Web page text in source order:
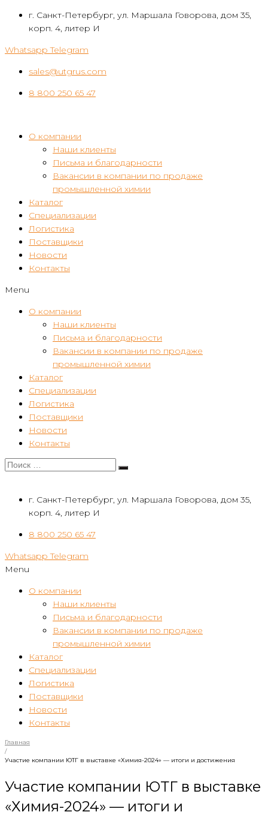
Перейтиг. Санкт-Петербург, ул. Маршала Говорова, дом 35,
корп. 4, литер И
Whatsapp Telegram
sales@utgrus.com
8 800 250 65 47
О компании
Наши клиенты
Письма и благодарности
Вакансии в компании по продаже
промышленной химии
Каталог
Специализации
Логистика
Поставщики
Новости
Контакты
Menu
О компании
Наши клиенты
Письма и благодарности
Вакансии в компании по продаже
промышленной химии
Каталог
Специализации
Логистика
Поставщики
Новости
Контакты
г. Санкт-Петербург, ул. Маршала Говорова, дом 35,
корп. 4, литер И
8 800 250 65 47
Whatsapp Telegram
Menu
О компании
Наши клиенты
Письма и благодарности
Вакансии в компании по продаже
промышленной химии
Каталог
Специализации
Логистика
Поставщики
Новости
Контакты
Главная
/
Участие компании ЮТГ в выставке «Химия-2024» — итоги и достижения
Участие компании ЮТГ в выставке
«Химия-2024» — итоги и